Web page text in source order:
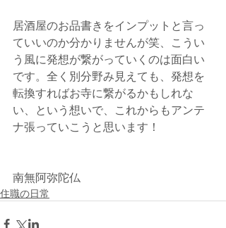
居酒屋のお品書きをインプットと言っ
ていいのか分かりませんが笑、こうい
う風に発想が繋がっていくのは面白い
です。全く別分野み見えても、発想を
転換すればお寺に繋がるかもしれな
い、という想いで、これからもアンテ
ナ張っていこうと思います！
南無阿弥陀仏
住職の日常